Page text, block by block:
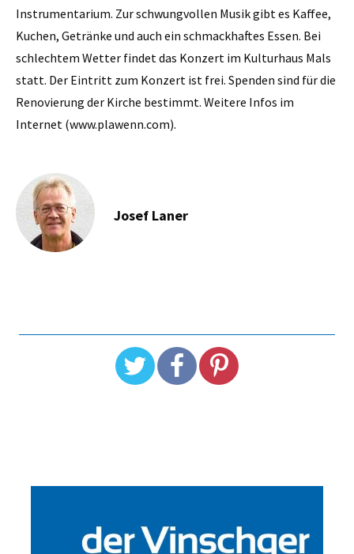
Instrumentarium. Zur schwungvollen Musik gibt es Kaffee,
Kuchen, Getränke und auch ein schmackhaftes Essen. Bei
schlechtem Wetter findet das Konzert im Kulturhaus Mals
statt. Der Eintritt zum Konzert ist frei. Spenden sind für die
Renovierung der Kirche bestimmt. Weitere Infos im
Internet (www.plawenn.com).
Josef Laner